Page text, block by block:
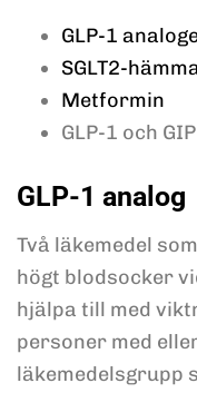
GLP-1
SGLT2-
Metformin
GLP-1 och GIP
GLP-1 analog
Två läkemedel
högt blodsocker
hjälpa till med
personer med
läkemedelsgrupp